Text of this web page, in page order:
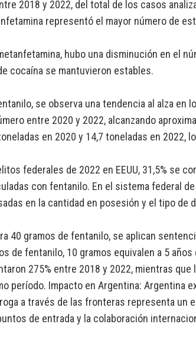
2018 y 2022, del total de los casos
representó el mayor número de
hubo una disminución en el
cocaína se mantuvieron estables.
se observa una tendencia al alza en
entre 2020 y 2022, alcanzando
en 2020 y 14,7 toneladas en 2022,
federales de 2022 en EEUU, 31,5% se
con fentanilo. En el sistema federal
en la cantidad en posesión y el tipo de
40 gramos de fentanilo, se aplican
de fentanilo, 10 gramos equivalen a 5
275% entre 2018 y 2022, mientras
período. Impacto en Argentina: Argentina
a través de las fronteras representa un
de entrada y la colaboración